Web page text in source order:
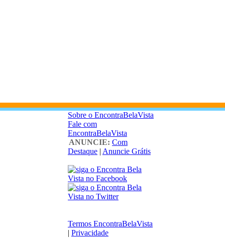
Sobre o EncontraBelaVista
Fale com
EncontraBelaVista
ANUNCIE: Com
Destaque | Anuncie Grátis
Termos EncontraBelaVista
| Privacidade